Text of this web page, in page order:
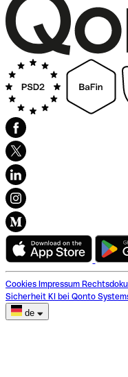
Cookies Impressum
Sicherheit KI bei Qonto
de